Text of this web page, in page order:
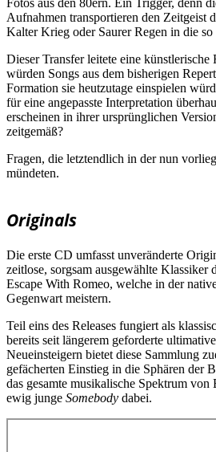
Fotos aus den 80ern. Ein Trigger, denn
Aufnahmen transportieren den Zeitgeist
Kalter Krieg oder Saurer Regen in die
Dieser Transfer leitete eine künstlerische
würden Songs aus dem bisherigen
Formation sie heutzutage einspielen
für eine angepasste Interpretation
erscheinen in ihrer ursprünglichen
zeitgemäß?
Fragen, die letztendlich in der nun
mündeten.
Originals
Die erste CD umfasst unveränderte
zeitlose, sorgsam ausgewählte Klassiker
Escape With Romeo, welche in der
Gegenwart meistern.
Teil eins des Releases fungiert als
bereits seit längerem geforderte
Neueinsteigern bietet diese Sammlung
gefächerten Einstieg in die Sphären der
das gesamte musikalische Spektrum
ewig junge Somebody dabei.